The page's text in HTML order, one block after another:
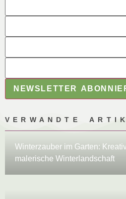
NEWSLETTER
VERWANDTE
Winterzauber im Garten:
malerische Winterlandschaft